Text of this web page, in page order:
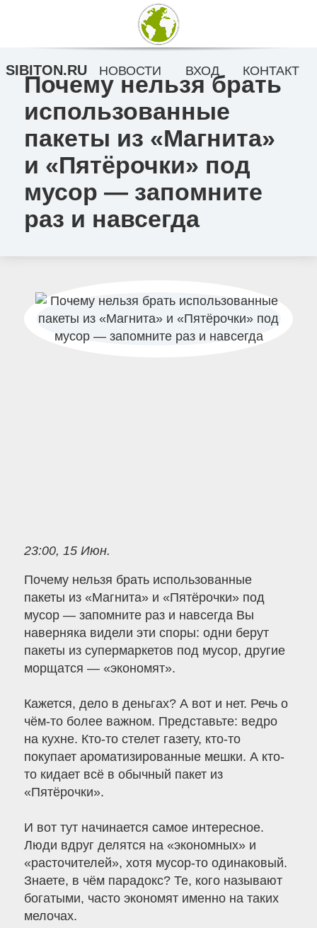
Почему нельзя брать
использованные
пакеты из «Магнита»
и «Пятёрочки» под
мусор — запомните
раз и навсегда
23:00, 15 Июн.
Почему нельзя брать использованные
пакеты из «Магнита» и «Пятёрочки» под
мусор — запомните раз и навсегда Вы
наверняка видели эти споры: одни берут
пакеты из супермаркетов под мусор, другие
морщатся — «экономят».
Кажется, дело в деньгах? А вот и нет. Речь о
чём-то более важном. Представьте: ведро
на кухне. Кто-то стелет газету, кто-то
покупает ароматизированные мешки. А кто-
то кидает всё в обычный пакет из
«Пятёрочки».
И вот тут начинается самое интересное.
Люди вдруг делятся на «экономных» и
«расточителей», хотя мусор-то одинаковый.
Знаете, в чём парадокс? Те, кого называют
богатыми, часто экономят именно на таких
мелочах.
SIBITON.RU НОВОСТИ ВХОД КОНТАКТ